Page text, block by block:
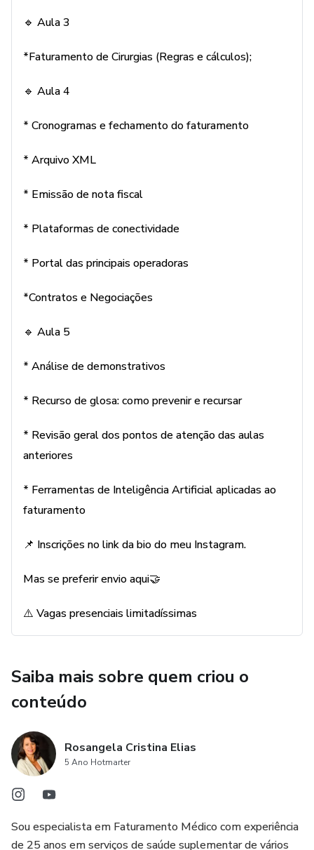
🔹 Aula 3
*Faturamento de Cirurgias (Regras e cálculos);
🔹 Aula 4
* Cronogramas e fechamento do faturamento
* Arquivo XML
* Emissão de nota fiscal
* Plataformas de conectividade
* Portal das principais operadoras
*Contratos e Negociações
🔹 Aula 5
* Análise de demonstrativos
* Recurso de glosa: como prevenir e recursar
* Revisão geral dos pontos de atenção das aulas
anteriores
* Ferramentas de Inteligência Artificial aplicadas ao
faturamento
📌 Inscrições no link da bio do meu Instagram.
Mas se preferir envio aqui🤝
⚠️ Vagas presenciais limitadíssimas
Saiba mais sobre quem criou o
conteúdo
Rosangela Cristina Elias
5 Ano Hotmarter
Sou especialista em Faturamento Médico com experiência
de 25 anos em serviços de saúde suplementar de vários